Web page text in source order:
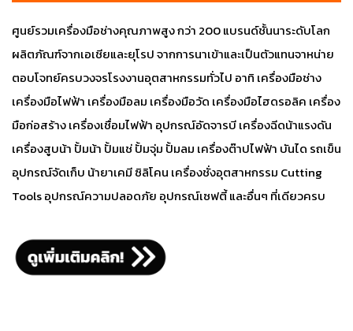
ศูนย์รวมเครื่องมือช่างคุณภาพสูง กว่า 200 แบรนด์ชั้นนาระดับโลก
ผลิตภัณฑ์จากเอเชียและยุโรป จากการนาเข้าและเป็นตัวแทนจาหน่าย
ตอบโจทย์ครบวงจรโรงงานอุตสาหกรรมทั่วไป อาทิ เครื่องมือช่าง
เครื่องมือไฟฟ้า เครื่องมือลม เครื่องมือวัด เครื่องมือไฮดรอลิค เครื่อง
มือก่อสร้าง เครื่องเชื่อมไฟฟ้า อุปกรณ์อัดจารบี เครื่องฉีดน้าแรงดัน
เครื่องสูบน้า ปั้มน้า ปั้มแช่ ปั้มจุ่ม ปั้มลม เครื่องต๊าปไฟฟ้า บันได รถเข็น
อุปกรณ์จัดเก็บ น้ายาเคมี ซิลิโคน เครื่องชั่งอุตสาหกรรม Cutting
Tools อุปกรณ์ความปลอดภัย อุปกรณ์เซฟตี้ และอื่นๆ ที่เดียวครบ